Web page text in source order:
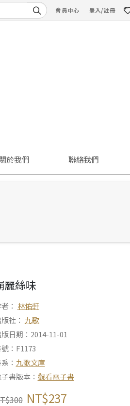
會員中心 登入/註冊
於我們 聯絡我們
麗絲味
： 林佑軒
社： 九歌
版日期：2014-11-01
：F1173
： 九歌文庫
書版本： 觀看電子書
300 NT$237